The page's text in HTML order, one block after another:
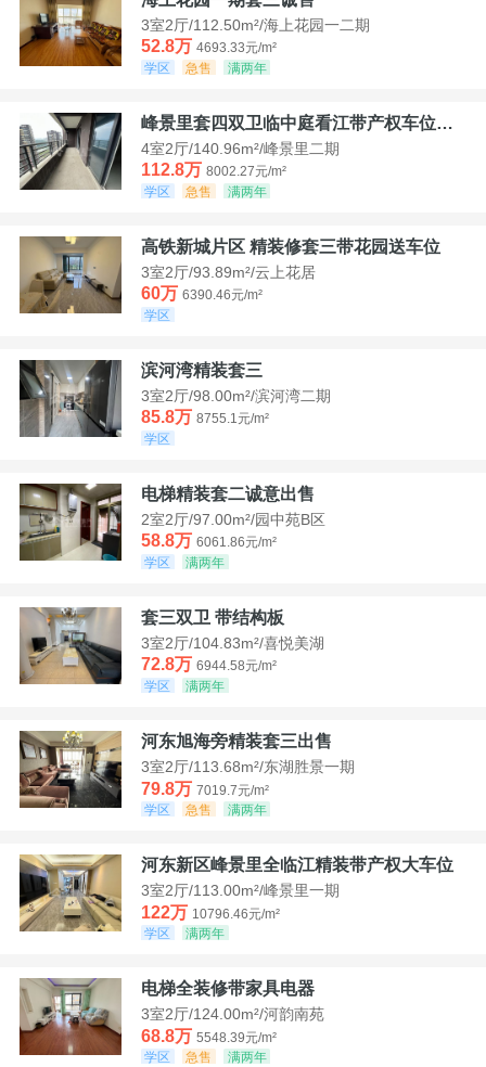
3室2厅/112.50m²/海上花园一二期
52.8万 4693.33元/m²
学区
急售 满两年
峰景里套四双卫临中庭看江带产权车位诚售
4室2厅/140.96m²/峰景里二期
112.8万 8002.27元/m²
学区
急售 满两年
高铁新城片区 精装修套三带花园送车位
3室2厅/93.89m²/云上花居
60万 6390.46元/m²
学区
滨河湾精装套三
3室2厅/98.00m²/滨河湾二期
85.8万 8755.1元/m²
学区
电梯精装套二诚意出售
2室2厅/97.00m²/园中苑B区
58.8万 6061.86元/m²
学区
满两年
套三双卫 带结构板
3室2厅/104.83m²/喜悦美湖
72.8万 6944.58元/m²
学区
满两年
河东旭海旁精装套三出售
3室2厅/113.68m²/东湖胜景一期
79.8万 7019.7元/m²
学区
急售 满两年
河东新区峰景里全临江精装带产权大车位
3室2厅/113.00m²/峰景里一期
122万 10796.46元/m²
学区
满两年
电梯全装修带家具电器
3室2厅/124.00m²/河韵南苑
68.8万 5548.39元/m²
学区
急售 满两年